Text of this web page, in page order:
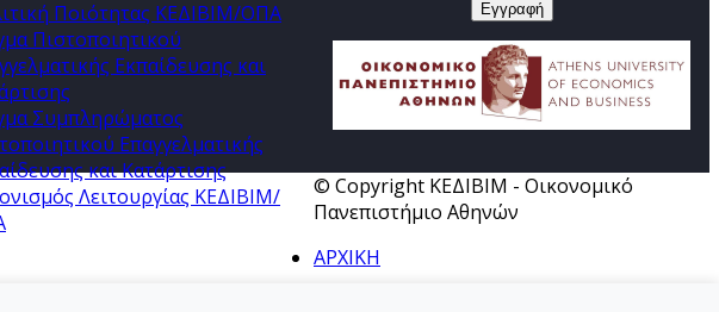
Ποιότητας ΚΕΔΙΒΙΜ/ΟΠΑ
Πιστοποιητικού
Εκπαίδευσης και
Συμπληρώματος
Επαγγελματικής
και Κατάρτισης
Λειτουργίας ΚΕΔΙΒΙΜ/
© Copyright ΚΕΔΙΒΙΜ - Οικονομικό
Πανεπιστήμιο Αθηνών
ΑΡΧΙΚΗ